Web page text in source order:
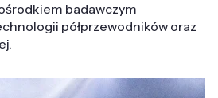
badawczym
półprzewodników oraz